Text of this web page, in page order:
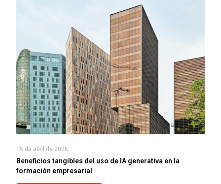
15 de abril de 2025
Beneficios tangibles del uso de IA generativa en la
formación empresarial